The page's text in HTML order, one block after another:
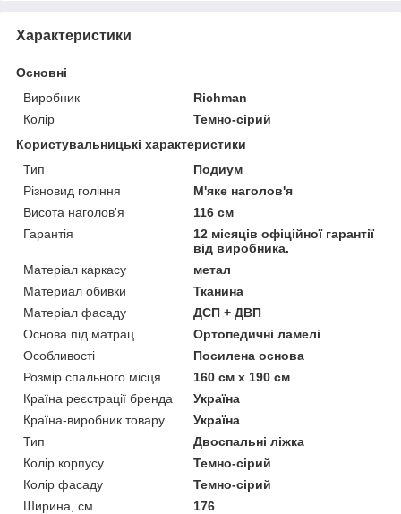
Характеристики
Основні
Виробник
Richman
Колір
Темно-сірий
Користувальницькі характеристики
Тип
Подиум
Різновид гоління
М'яке наголов'я
Висота наголов'я
116 см
Гарантія
12 місяців офіційної гарантії
від виробника.
Матеріал каркасу
метал
Материал обивки
Тканина
Матеріал фасаду
ДСП + ДВП
Основа під матрац
Ортопедичні ламелі
Особливості
Посилена основа
Розмір спального місця
160 см х 190 см
Країна реєстрації бренда
Україна
Країна-виробник товару
Україна
Тип
Двоспальні ліжка
Колір корпусу
Темно-сірий
Колір фасаду
Темно-сірий
Ширина, см
176